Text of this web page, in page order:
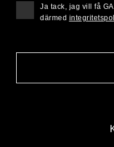
Ja tack, jag vill få
därmed